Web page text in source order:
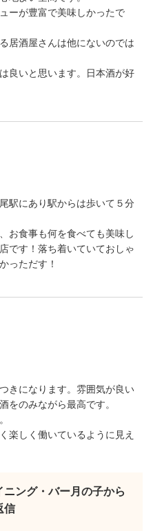
ーが豊富で美味しかったで
居酒屋さんは他にないのでは
良いと思います。日本酒が好
駅にあり駅からは歩いて５分
お食事も何を食べても美味し
です！落ち着いていておしゃ
っただす！
きになります。雰囲気が良い
をのみながら最高です。
楽しく働いているように見え
ニング・バー月の子から
信